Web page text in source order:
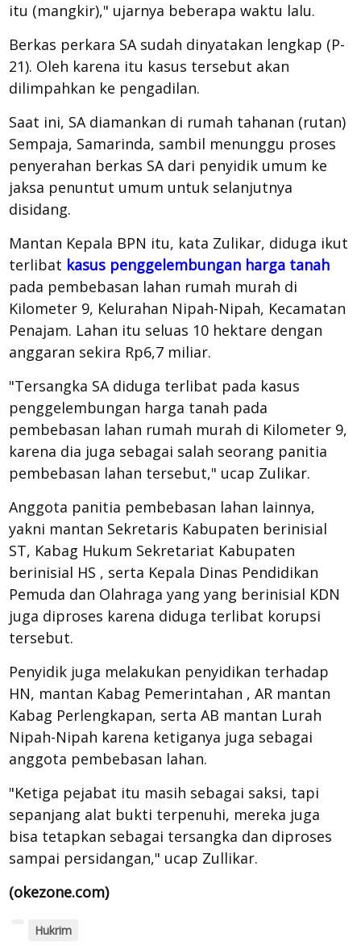
itu (mangkir)," ujarnya beberapa waktu lalu.
Berkas perkara SA sudah dinyatakan lengkap (P-
21). Oleh karena itu kasus tersebut akan
dilimpahkan ke pengadilan.
Saat ini, SA diamankan di rumah tahanan (rutan)
Sempaja, Samarinda, sambil menunggu proses
penyerahan berkas SA dari penyidik umum ke
jaksa penuntut umum untuk selanjutnya
disidang.
Mantan Kepala BPN itu, kata Zulikar, diduga ikut
terlibat kasus penggelembungan harga tanah
pada pembebasan lahan rumah murah di
Kilometer 9, Kelurahan Nipah-Nipah, Kecamatan
Penajam. Lahan itu seluas 10 hektare dengan
anggaran sekira Rp6,7 miliar.
"Tersangka SA diduga terlibat pada kasus
penggelembungan harga tanah pada
pembebasan lahan rumah murah di Kilometer 9,
karena dia juga sebagai salah seorang panitia
pembebasan lahan tersebut," ucap Zulikar.
Anggota panitia pembebasan lahan lainnya,
yakni mantan Sekretaris Kabupaten berinisial
ST, Kabag Hukum Sekretariat Kabupaten
berinisial HS , serta Kepala Dinas Pendidikan
Pemuda dan Olahraga yang yang berinisial KDN
juga diproses karena diduga terlibat korupsi
tersebut.
Penyidik juga melakukan penyidikan terhadap
HN, mantan Kabag Pemerintahan , AR mantan
Kabag Perlengkapan, serta AB mantan Lurah
Nipah-Nipah karena ketiganya juga sebagai
anggota pembebasan lahan.
"Ketiga pejabat itu masih sebagai saksi, tapi
sepanjang alat bukti terpenuhi, mereka juga
bisa tetapkan sebagai tersangka dan diproses
sampai persidangan," ucap Zullikar.
(okezone.com)
Hukrim